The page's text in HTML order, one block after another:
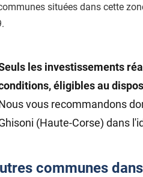
situées dans cette
les investissements
éligibles au
vous recommandons
(Haute-Corse) dans
communes